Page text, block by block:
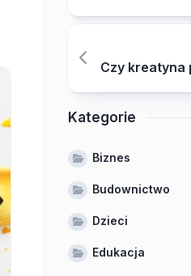
Czy kreatyna
Kategorie
Biznes
Budownictwo
Dzieci
Edukacja